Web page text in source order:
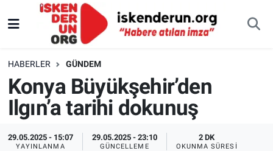
HABERLER GÜNDEM
Konya Büyükşehir’den
Ilgın’a tarihi dokunuş
29.05.2025 - 15:07
YAYINLANMA
29.05.2025 - 23:10
GÜNCELLEME
2 DK
OKUNMA SÜRESI